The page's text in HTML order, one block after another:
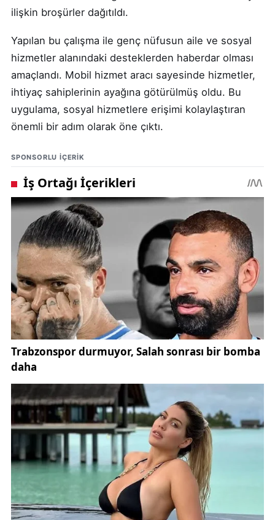
ilişkin broşürler dağıtıldı.
Yapılan bu çalışma ile genç nüfusun aile ve sosyal
hizmetler alanındaki desteklerden haberdar olması
amaçlandı. Mobil hizmet aracı sayesinde hizmetler,
ihtiyaç sahiplerinin ayağına götürülmüş oldu. Bu
uygulama, sosyal hizmetlere erişimi kolaylaştıran
önemli bir adım olarak öne çıktı.
SPONSORLU IÇERIK